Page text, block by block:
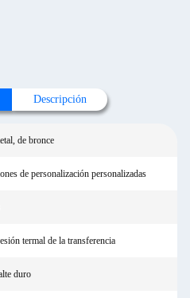
Descripción
de bronce
de personalización personalizadas
termal de la transferencia
duro